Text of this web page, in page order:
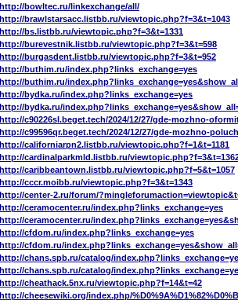
http://bowltec.ru/linkexchange/all/
http://brawlstarsacc.listbb.ru/viewtopic.php?f=3&t=1043
http://bs.listbb.ru/viewtopic.php?f=3&t=1331
http://burevestnik.listbb.ru/viewtopic.php?f=3&t=598
http://burgasdent.listbb.ru/viewtopic.php?f=3&t=952
http://buthim.ru/index.php?links_exchange=yes
http://buthim.ru/
http://bydka.ru/index.php?links_exchange=yes
http://bydka.ru/
http://c90226sl.beget.tech/2024/12/27/gde-mozhno-
http://c99596qr.beget.tech/2024/12/27/gde-mozhno-
http://californiarpn2.listbb.ru/viewtopic.php?f=1&t=1181
http://cardinalparkmld.listbb.ru/
http://caribbeantown.listbb.ru/viewtopic.php?f=5&t=1057
http://cccr.moibb.ru/viewtopic.php?f=3&t=1343
http://center-2.ru/forum/
http://ceramocenter.ru/index.php?links_exchange=yes
http://ceramocenter.ru/
http://cfdom.ru/index.php?links_exchange=yes
http://cfdom.ru/
http://chans.spb.ru/catalog/
http://chans.spb.ru/catalog/
http://cheathack.5nx.ru/viewtopic.php?f=14&t=42
http://cheesewiki.org/index.php/